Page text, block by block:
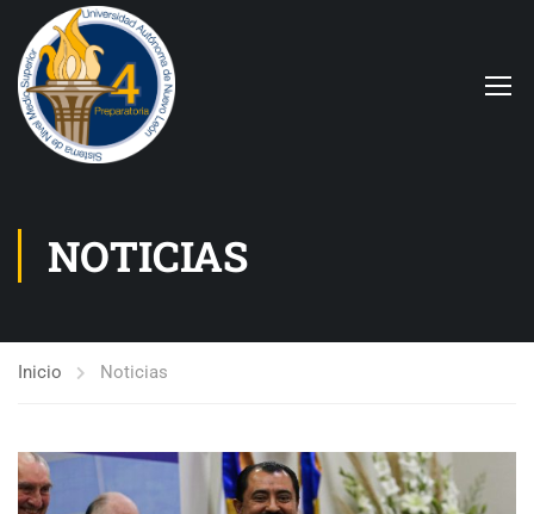
NOTICIAS
Inicio Noticias